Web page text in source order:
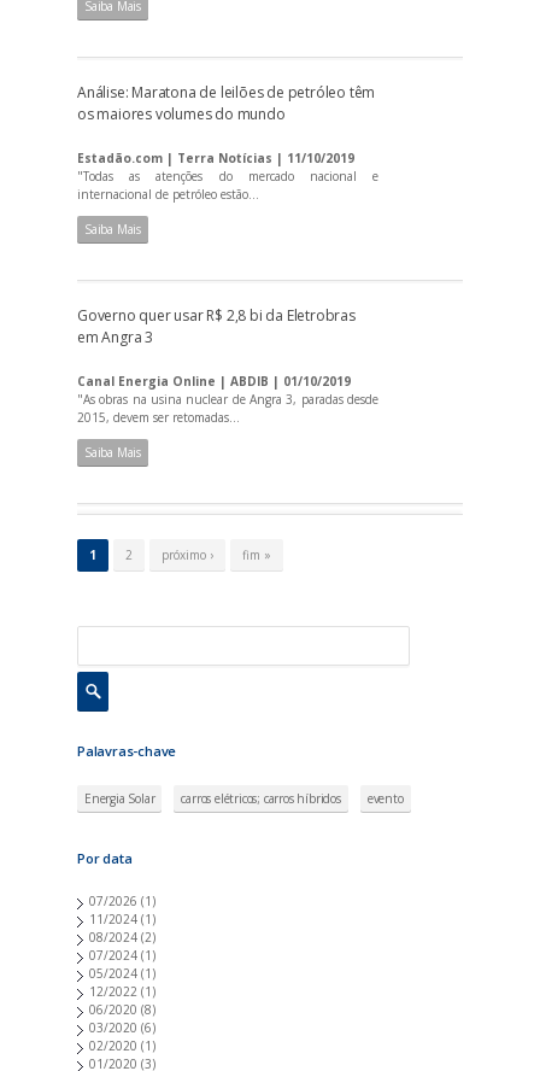
Saiba Mais
Análise: Maratona de leilões de petróleo têm
os maiores volumes do mundo
Estadão.com | Terra Notícias | 11/10/2019
"Todas as atenções do mercado nacional e
internacional de petróleo estão...
Saiba Mais
Governo quer usar R$ 2,8 bi da Eletrobras
em Angra 3
Canal Energia Online | ABDIB | 01/10/2019
"As obras na usina nuclear de Angra 3, paradas desde
2015, devem ser retomadas...
Saiba Mais
á
1 2 próximo › fim »
Palavras-chave
Energia Solar carros elétricos; carros híbridos evento
Por data
07/2026 (1)
11/2024 (1)
08/2024 (2)
07/2024 (1)
05/2024 (1)
12/2022 (1)
06/2020 (8)
03/2020 (6)
02/2020 (1)
01/2020 (3)